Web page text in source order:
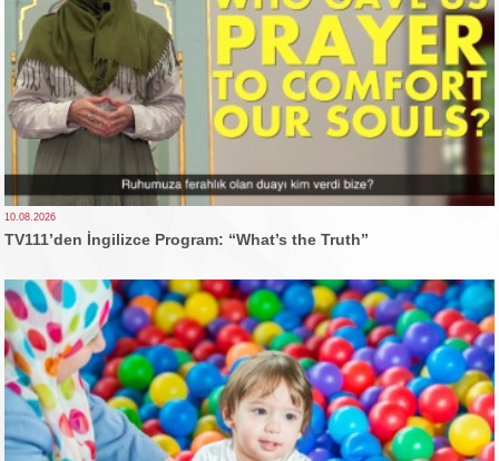
10.08.2026
TV111’den İngilizce Program: “What’s the Truth”